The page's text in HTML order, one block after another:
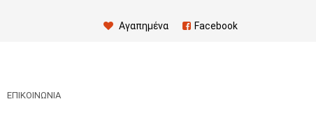
Αγαπημένα Facebook
ΕΠΙΚΟΙΝΩΝΊΑ